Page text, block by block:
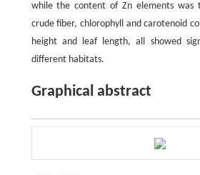
while the content of Zn elements was
crude fiber, chlorophyll and carotenoid
height and leaf length, all showed
different habitats.
Graphical abstract